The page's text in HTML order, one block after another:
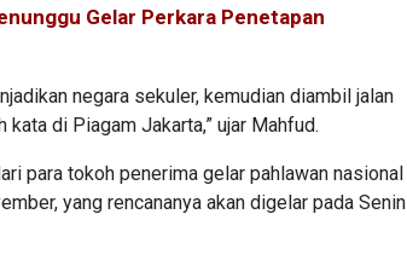
Gelar Perkara Penetapan
negara sekuler, kemudian diambil jalan
di Piagam Jakarta,” ujar Mahfud.
para tokoh penerima gelar pahlawan nasional
yang rencananya akan digelar pada Senin